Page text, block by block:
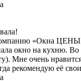
«Окна
окно на кухню. Во
Мне очень
рекомендую её